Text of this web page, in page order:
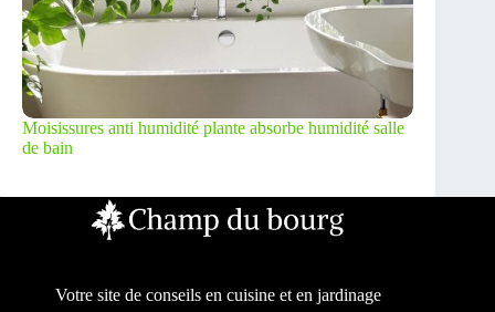
Moisissures anti humidité plante absorbe humidité salle
de bain
Votre site de conseils en cuisine et en jardinage